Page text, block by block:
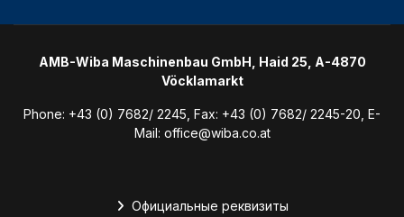
AMB-Wiba Maschinenbau GmbH, Haid 25, A-4870
Vöcklamarkt
Phone: +43 (0) 7682/ 2245 , Fax: +43 (0) 7682/ 2245-20 , E-
Mail: office@wiba.co.at
Официальные реквизиты